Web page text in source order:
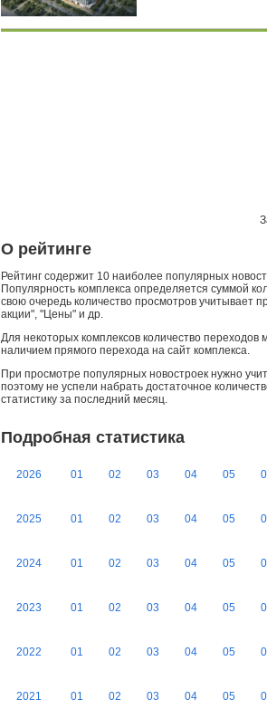
О рейтинге
Рейтинг содержит 10 наиболее популярных
Популярность комплекса определяется суммой
свою очередь количество просмотров учитывает
акции", "Цены" и др.
Для некоторых комплексов количество
наличием прямого перехода на сайт комплекса.
При просмотре популярных новостроек нужно
поэтому не успели набрать достаточное
статистику за последний месяц.
Подробная статистика
2026 01 02 03 04 05
2025 01 02 03 04 05
2024 01 02 03 04 05
2023 01 02 03 04 05
2022 01 02 03 04 05
2021 01 02 03 04 05